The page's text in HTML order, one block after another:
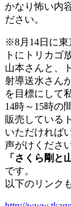
かなり怖い内
ださい。
※8月14日に東
トにトリカゴ
山本さんと、
射導送水さん
を目標にして
14時～15時の
販売している
いただければ
声がけください
「さくら剛と
です。
以下のリンク